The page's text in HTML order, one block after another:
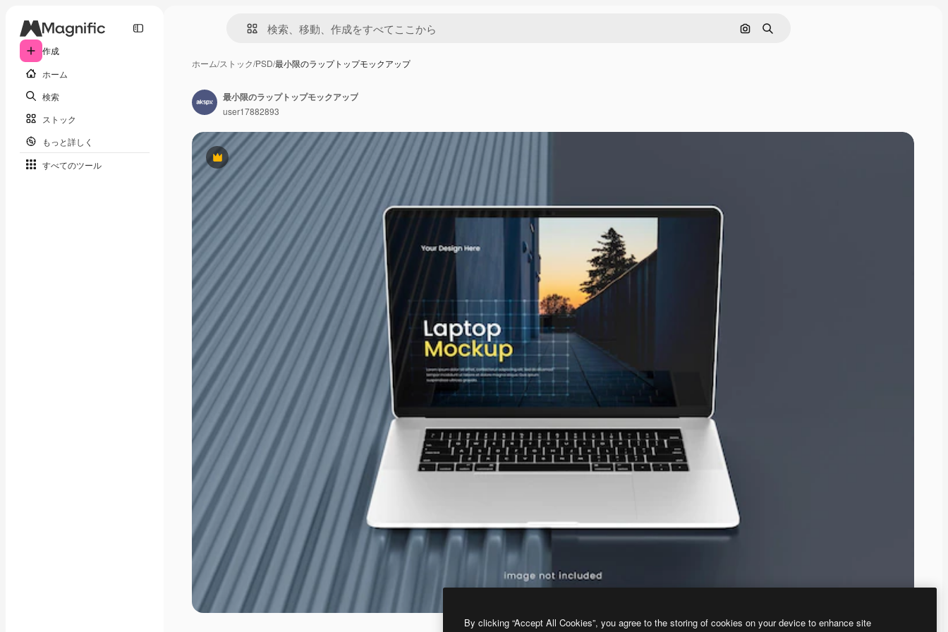
作成
ホーム
検索
ストック
もっと詳しく
すべてのツール
画像で検索
検索
ホーム/ストック/PSD/最小限のラップトップモックアップ
Premium
最小限のラップトップモックアップ
user17882893
By clicking “Accept All Cookies”, you agree to the storing of cookies on your device to enhance site